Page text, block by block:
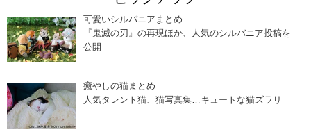
可愛いシルバニアまとめ
『鬼滅の刃』の再現ほか、人気のシルバニア投稿を
公開
癒やしの猫まとめ
人気タレント猫、猫写真集…キュートな猫ズラリ